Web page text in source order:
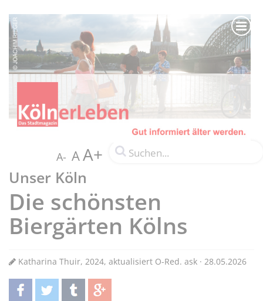
A- AA+
Unser Köln
Die schönsten
Biergärten Kölns
Katharina Thuir, 2024, aktualisiert O-Red. ask · 28.05.2026